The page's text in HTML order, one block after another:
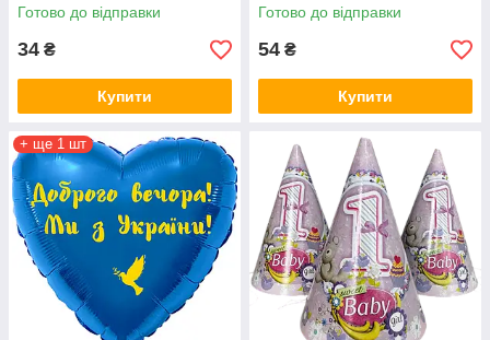
Готово до відправки
34 ₴
Купити
Готово до відправки
54 ₴
Купити
+ ще 1 шт